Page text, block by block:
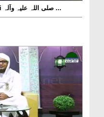
Blessings of Salat Alan Nabi صلی اللہ علیہ وآلہ ...